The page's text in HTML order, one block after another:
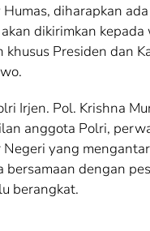
Humas, diharapkan
dikirimkan kepada
Presiden dan
Irjen. Pol. Krishna
anggota Polri,
Negeri yang
bersamaan dengan
berangkat.